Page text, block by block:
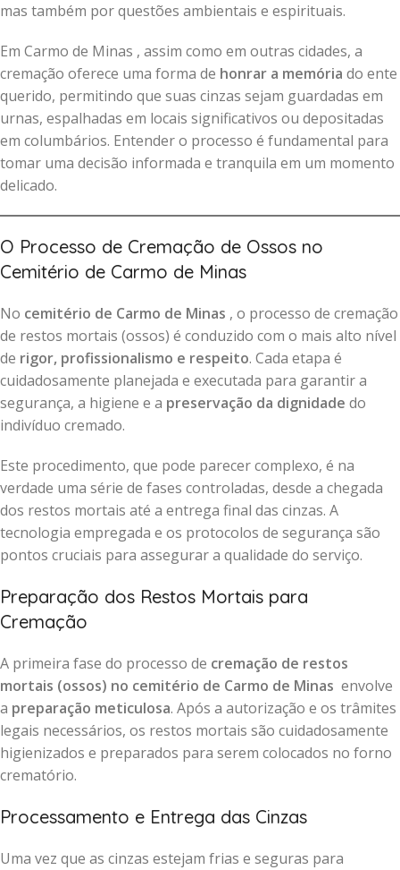
mas também por questões ambientais e espirituais.
Em Carmo de Minas , assim como em outras cidades, a
cremação oferece uma forma de honrar a memória do ente
querido, permitindo que suas cinzas sejam guardadas em
urnas, espalhadas em locais significativos ou depositadas
em columbários. Entender o processo é fundamental para
tomar uma decisão informada e tranquila em um momento
delicado.
O Processo de Cremação de Ossos no
Cemitério de Carmo de Minas
No cemitério de Carmo de Minas , o processo de cremação
de restos mortais (ossos) é conduzido com o mais alto nível
de rigor, profissionalismo e respeito. Cada etapa é
cuidadosamente planejada e executada para garantir a
segurança, a higiene e a preservação da dignidade do
indivíduo cremado.
Este procedimento, que pode parecer complexo, é na
verdade uma série de fases controladas, desde a chegada
dos restos mortais até a entrega final das cinzas. A
tecnologia empregada e os protocolos de segurança são
pontos cruciais para assegurar a qualidade do serviço.
Preparação dos Restos Mortais para
Cremação
A primeira fase do processo de cremação de restos
mortais (ossos) no cemitério de Carmo de Minas envolve
a preparação meticulosa. Após a autorização e os trâmites
legais necessários, os restos mortais são cuidadosamente
higienizados e preparados para serem colocados no forno
crematório.
Processamento e Entrega das Cinzas
Uma vez que as cinzas estejam frias e seguras para